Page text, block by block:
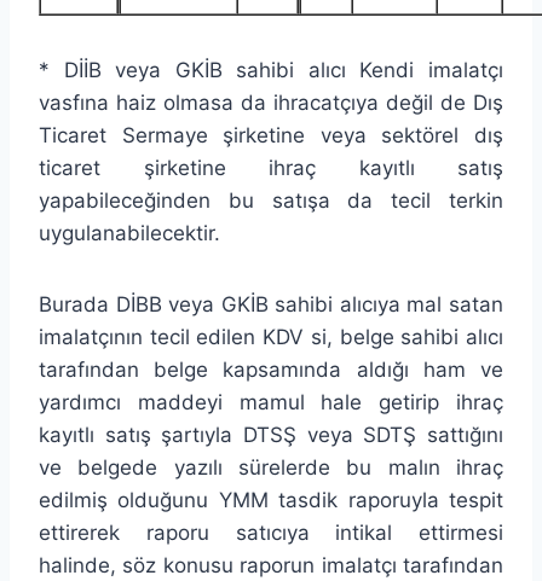
* DİİB veya GKİB sahibi alıcı Kendi imalatçı
vasfına haiz olmasa da ihracatçıya değil de Dış
Ticaret Sermaye şirketine veya sektörel dış
ticaret şirketine ihraç kayıtlı satış
yapabileceğinden bu satışa da tecil terkin
uygulanabilecektir.
Burada DİBB veya GKİB sahibi alıcıya mal satan
imalatçının tecil edilen KDV si, belge sahibi alıcı
tarafından belge kapsamında aldığı ham ve
yardımcı maddeyi mamul hale getirip ihraç
kayıtlı satış şartıyla DTSŞ veya SDTŞ sattığını
ve belgede yazılı sürelerde bu malın ihraç
edilmiş olduğunu YMM tasdik raporuyla tespit
ettirerek raporu satıcıya intikal ettirmesi
halinde, söz konusu raporun imalatçı tarafından